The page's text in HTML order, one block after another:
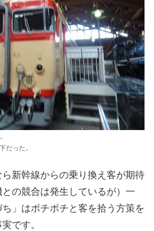
だった。
新幹線からの乗り換え客が期待
の競合は発生しているが）一
」はボチボチと客を拾う方策を
です。